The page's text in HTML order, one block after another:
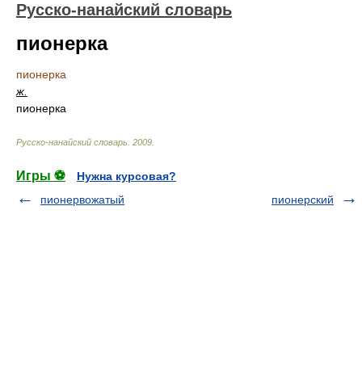
Русско-нанайский словарь
пионерка
пионерка
ж.
пионерка
Русско-нанайский словарь 2009
Игры ⚽
Нужна курсовая?
пионервожатый
пионерский